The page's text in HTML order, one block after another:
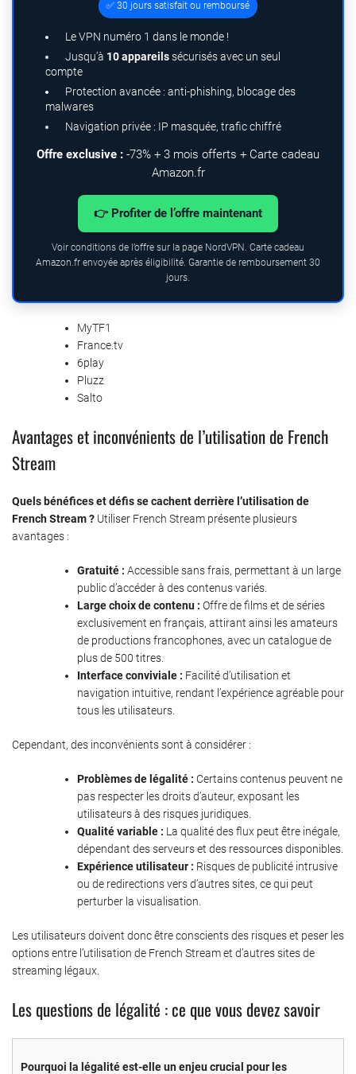
✅ 30 jours satisfait ou remboursé
Le VPN numéro 1 dans le monde !
Jusqu’à 10 appareilssécurisés avec un seul
compte
Protection avancée : anti-phishing, blocage des
malwares
Navigation privée : IP masquée, trafic chiffré
Offre exclusive : -73% + 3 mois offerts + Carte cadeau
Amazon.fr
👉 Profiter de l’offre maintenant
Voir conditions de l’offre sur la page NordVPN. Carte cadeau
Amazon.fr envoyée après éligibilité. Garantie de remboursement 30
jours.
MyTF1
France.tv
6play
Pluzz
Salto
Avantages et inconvénients de l’utilisation de French
Stream
Quels bénéfices et défis se cachent derrière l’utilisation de
French Stream ? Utiliser French Stream présente plusieurs
avantages :
Gratuité : Accessible sans frais, permettant à un large
public d’accéder à des contenus variés.
Large choix de contenu : Offre de films et de séries
exclusivement en français, attirant ainsi les amateurs
de productions francophones, avec un catalogue de
plus de 500 titres.
Interface conviviale : Facilité d’utilisation et
navigation intuitive, rendant l’expérience agréable pour
tous les utilisateurs.
Cependant, des inconvénients sont à considérer :
Problèmes de légalité : Certains contenus peuvent ne
pas respecter les droits d’auteur, exposant les
utilisateurs à des risques juridiques.
Qualité variable : La qualité des flux peut être inégale,
dépendant des serveurs et des ressources disponibles.
Expérience utilisateur : Risques de publicité intrusive
ou de redirections vers d’autres sites, ce qui peut
perturber la visualisation.
Les utilisateurs doivent donc être conscients des risques et peser les
options entre l’utilisation de French Stream et d’autres sites de
streaming légaux.
Les questions de légalité : ce que vous devez savoir
Pourquoi la légalité est-elle un enjeu crucial pour les